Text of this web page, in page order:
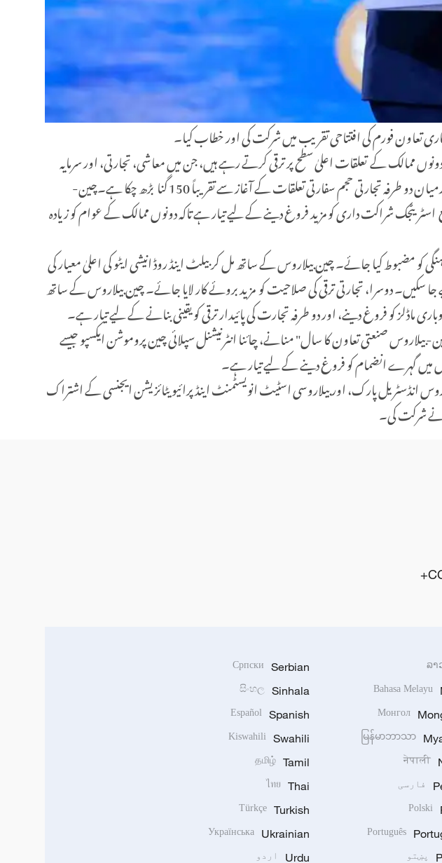
ممالک کے تعلقات اعلیٰ سطح پر ترقی کرتے رہے ہیں، جن میں معاشی، تجارتی، اور سرمایہ
کاری کے تعاون میں نمایاں کامیابیاں حاصل ہوئی ہیں۔انہوں نے کہا کہ 2025 تک، چین اور بیلاروس کے درمیان دو طرفہ تجارتی حجم سفارتی تعلقات کے آغاز سے تقریباً 150 گنا بڑھ چکا ہے۔چین-
موسمی جامع اسٹریٹجک شراکت داری کو مزید فروغ دینے کے لیے تیار ہے تاکہ دونوں ممالک کے عوام کو زیادہ
کیا جائے۔ چین بیلاروس کے ساتھ مل کر بیلٹ اینڈ روڈ انیشی ایٹو کی اعلیٰ معیار کی
سکیں۔ دوسرا، تجارتی ترقی کی صلاحیت کو مزید بروئے کار لایا جائے۔ چین بیلاروس کے ساتھ
کو فروغ دینے، اور دو طرفہ تجارت کی پائیدار ترقی کو یقینی بنانے کے لیے تیار ہے۔
صنعتی تعاون کا سال" منانے، چائنا انٹرنیشنل سپلائی چین پروموشن ایکسپو جیسے
میں گہرے انضمام کو فروغ دینے کے لیے تیار ہے۔
انڈسٹریل پارک، اور بیلاروسی اسٹیٹ انویسٹمنٹ اینڈ پرائیویٹائزیشن ایجنسی کے اشتراک
ລາ
Bahasa Melayu
Монгол
မြန်မာဘာသာ
नेपाली
فارسی
Polski
Português
پښتو
Serbian
Српски
Sinhala
සිංහල
Spanish
Español
Swahili
Kiswahili
Tamil
தமிழ்
Thai
ไทย
Turkish
Türkçe
Ukrainian
Українська
Urdu اردو